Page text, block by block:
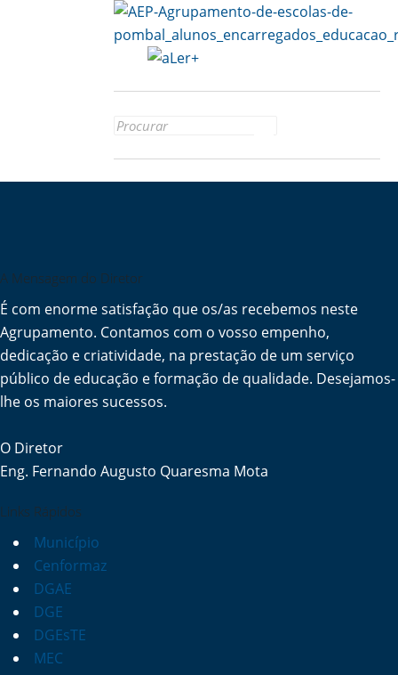
Search for:
A Mensagem do Diretor
É com enorme satisfação que os/as recebemos neste
Agrupamento. Contamos com o vosso empenho,
dedicação e criatividade, na prestação de um serviço
público de educação e formação de qualidade. Desejamos-
lhe os maiores sucessos.
O Diretor
Eng. Fernando Augusto Quaresma Mota
Links Rápidos
Município
Cenformaz
DGAE
DGE
DGEsTE
MEC